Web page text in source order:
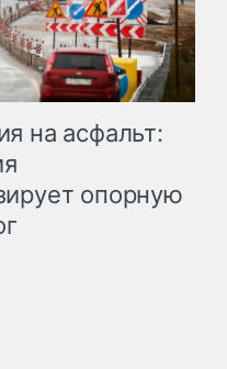
на асфальт:
опорную